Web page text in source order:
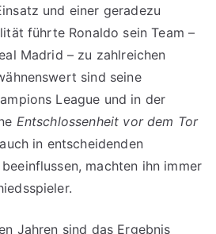
und einer geradezu
führte Ronaldo sein Team –
Madrid – zu zahlreichen
sind seine
League und in der
Entschlossenheit vor dem Tor
in entscheidenden
machten ihn immer
Jahren sind das Ergebnis